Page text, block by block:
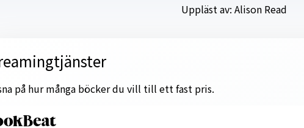
Uppläst av: Alison Read
på hur många böcker du vill till ett fast pris.